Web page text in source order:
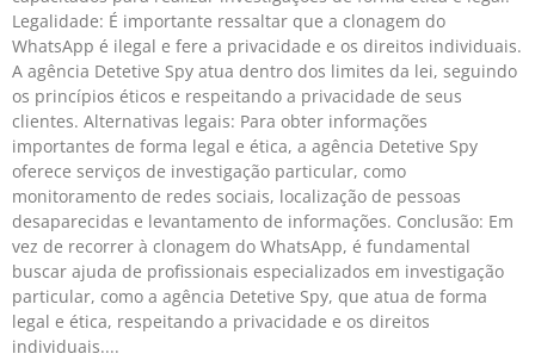
Legalidade: É importante ressaltar que a clonagem do
WhatsApp é ilegal e fere a privacidade e os direitos individuais.
A agência Detetive Spy atua dentro dos limites da lei, seguindo
os princípios éticos e respeitando a privacidade de seus
clientes. Alternativas legais: Para obter informações
importantes de forma legal e ética, a agência Detetive Spy
oferece serviços de investigação particular, como
monitoramento de redes sociais, localização de pessoas
desaparecidas e levantamento de informações. Conclusão: Em
vez de recorrer à clonagem do WhatsApp, é fundamental
buscar ajuda de profissionais especializados em investigação
particular, como a agência Detetive Spy, que atua de forma
legal e ética, respeitando a privacidade e os direitos
individuais.